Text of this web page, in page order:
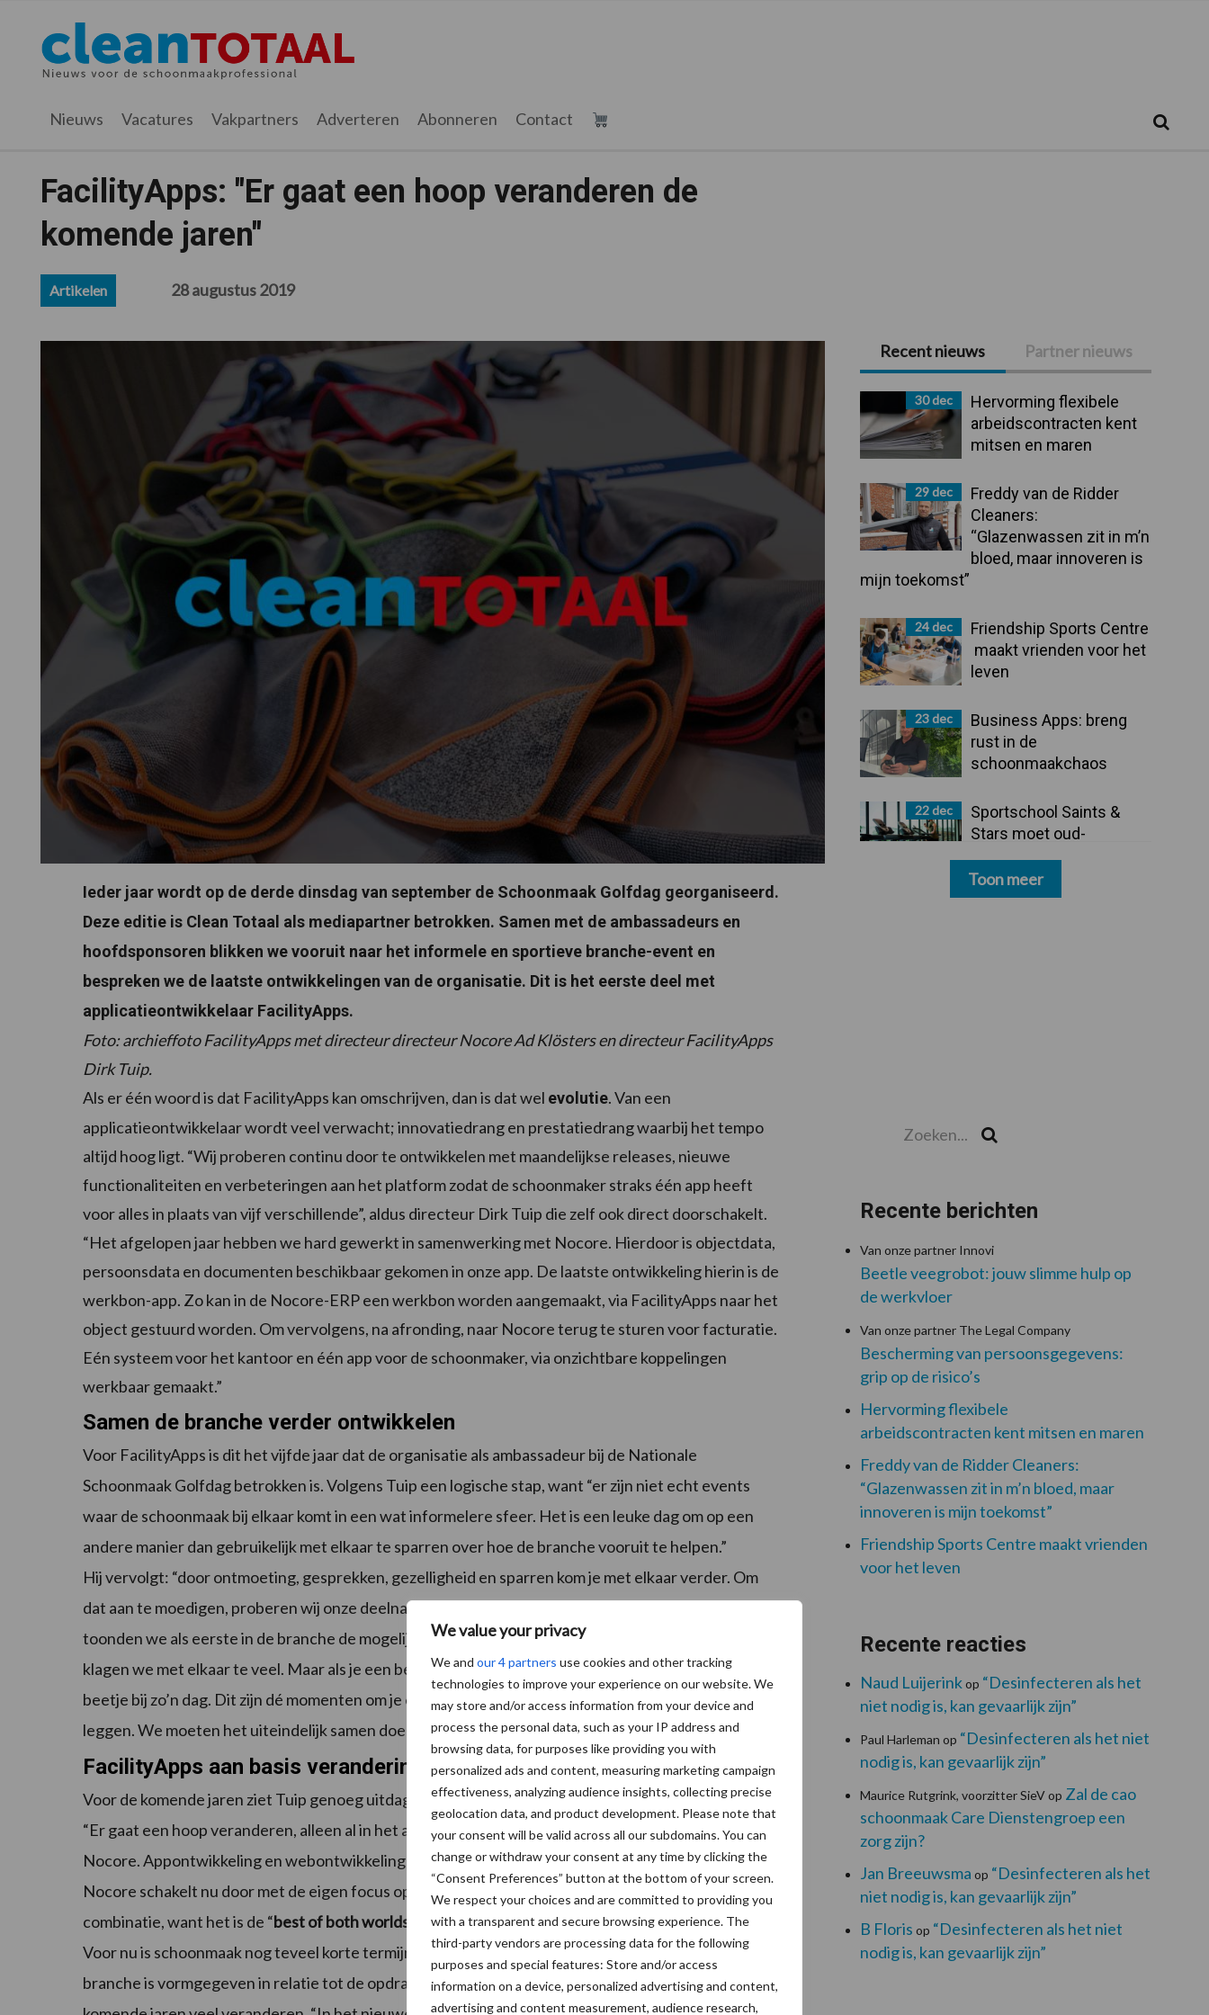
We value your privacy
We and our 4 partners use cookies and other tracking
technologies to improve your experience on our website. We
may store and/or access information from your device and
process the personal data, such as your IP address and
browsing data, for purposes like providing you with
personalized ads and content, measuring marketing campaign
effectiveness, analyzing audience insights, collecting precise
geolocation data, and product development. Please note that
your consent will be valid across all our subdomains. You can
change or withdraw your consent at any time by clicking the
“Consent Preferences” button at the bottom of your screen.
We respect your choices and are committed to providing you
with a transparent and secure browsing experience. The
third-party vendors are processing data for the following
purposes and special features: Store and/or access
information on a device, personalized advertising and content,
advertising and content measurement, audience research,
hoofdnavigatie
hoofd
inhoud
eerste
sidebar
voettekst
Cleantotaal.nl
Het
laatste
voor
professionele
Nieuws Vacatures Vakpartners Adverteren Abonneren Contact
FacilityApps: "Er gaat een hoop veranderen de
komende jaren"
Artikelen 28 augustus 2019
Ieder jaar wordt op de derde dinsdag van september de Schoonmaak Golfdag georganiseerd.
Deze editie is Clean Totaal als mediapartner betrokken. Samen met de ambassadeurs en
hoofdsponsoren blikken we vooruit naar het informele en sportieve branche-event en
bespreken we de laatste ontwikkelingen van de organisatie. Dit is het eerste deel met
applicatieontwikkelaar FacilityApps.
Foto: archieffoto FacilityApps met directeur directeur Nocore Ad Klösters en directeur FacilityApps
Dirk Tuip.
Als er één woord is dat FacilityApps kan omschrijven, dan is dat wel evolutie. Van een
applicatieontwikkelaar wordt veel verwacht; innovatiedrang en prestatiedrang waarbij het tempo
altijd hoog ligt. “Wij proberen continu door te ontwikkelen met maandelijkse releases, nieuwe
functionaliteiten en verbeteringen aan het platform zodat de schoonmaker straks één app heeft
voor alles in plaats van vijf verschillende”, aldus directeur Dirk Tuip die zelf ook direct doorschakelt.
“Het afgelopen jaar hebben we hard gewerkt in samenwerking met Nocore. Hierdoor is objectdata,
persoonsdata en documenten beschikbaar gekomen in onze app. De laatste ontwikkeling hierin is de
werkbon-app. Zo kan in de Nocore-ERP een werkbon worden aangemaakt, via FacilityApps naar het
object gestuurd worden. Om vervolgens, na afronding, naar Nocore terug te sturen voor facturatie.
Eén systeem voor het kantoor en één app voor de schoonmaker, via onzichtbare koppelingen
werkbaar gemaakt.”
Samen de branche verder ontwikkelen
Voor FacilityApps is dit het vijfde jaar dat de organisatie als ambassadeur bij de Nationale
Schoonmaak Golfdag betrokken is. Volgens Tuip een logische stap, want “er zijn niet echt events
waar de schoonmaak bij elkaar komt in een wat informelere sfeer. Het is een leuke dag om op een
andere manier dan gebruikelijk met elkaar te sparren over hoe de branche vooruit te helpen.”
Hij vervolgt: “door ontmoeting, gesprekken, gezelligheid en sparren kom je met elkaar verder. Om
dat aan te moedigen, proberen wij onze deelname altijd te omlijsten met een innovatieve tool, zo
toonden we als eerste in de branche de mogelijkheden van Google Glass tijdens de Golfdag. Soms
klagen we met elkaar te veel. Maar als je een betere branche wilt, dan begint dat bij je jezelf en een
beetje bij zo’n dag. Dit zijn dé momenten om je eigen unieke geluid binnen de branche te rade te
leggen. We moeten het uiteindelijk samen doen.”
FacilityApps aan basis verandering schoonmaakproces
Voor de komende jaren ziet Tuip genoeg uitdaging en verandering die relevant zijn voor de branche.
“Er gaat een hoop veranderen, alleen al in het applicatiegebruik. Kijk naar onze samenwerking met
Nocore. Appontwikkeling en webontwikkeling zijn twee totaal verschillende takken van sport.
Nocore schakelt nu door met de eigen focus op web en onze expertise op app. Dit is een gouden
combinatie, want het is de “best of both worlds
Voor nu is schoonmaak nog teveel korte termijngericht volgens Tuip. Dit komt voort uit hoe onze
branche is vormgegeven in relatie tot de opdrachtcontracten. Bij contractwisseling gaat er de
Primaire
Sidebar
Recent nieuws Partner nieuws
30 dec
Hervorming flexibele
arbeidscontracten kent
mitsen en maren
29 dec
Freddy van de Ridder
Cleaners:
“Glazenwassen zit in m’n
bloed, maar innoveren is
mijn toekomst”
24 dec
Friendship Sports Centre
maakt vrienden voor het
leven
23 dec
Business Apps: breng
rust in de
schoonmaakchaos
22 dec
Sportschool Saints &
Stars moet oud-
betalen
Toon meer
Recente berichten
Van onze partner Innovi
Beetle veegrobot: jouw slimme hulp op
de werkvloer
Van onze partner The Legal Company
Bescherming van persoonsgegevens:
grip op de risico’s
Hervorming flexibele
arbeidscontracten kent mitsen en maren
Freddy van de Ridder Cleaners:
“Glazenwassen zit in m’n bloed, maar
innoveren is mijn toekomst”
Friendship Sports Centre maakt vrienden
voor het leven
Recente reacties
Naud Luijerinkop “Desinfecteren als het
niet nodig is, kan gevaarlijk zijn”
Paul Harleman op “Desinfecteren als het niet
nodig is, kan gevaarlijk zijn”
Maurice Rutgrink, voorzitter SieVop Zal de cao
schoonmaak Care Dienstengroep een
zorg zijn?
Jan Breeuwsma op “Desinfecteren als het
niet nodig is, kan gevaarlijk zijn”
B Floris op “Desinfecteren als het niet
nodig is, kan gevaarlijk zijn”